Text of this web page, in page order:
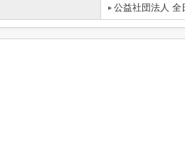
公益社団法人 全